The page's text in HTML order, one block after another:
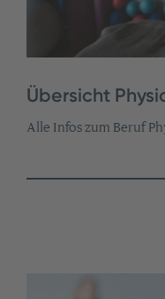
Übersicht
Alle Infos zum Beruf